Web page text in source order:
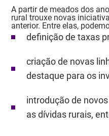
A partir de meados dos
rural trouxe novas
anterior. Entre elas,
definição de taxas
criação de novas
destaque para os
introdução de
as dívidas rurais,